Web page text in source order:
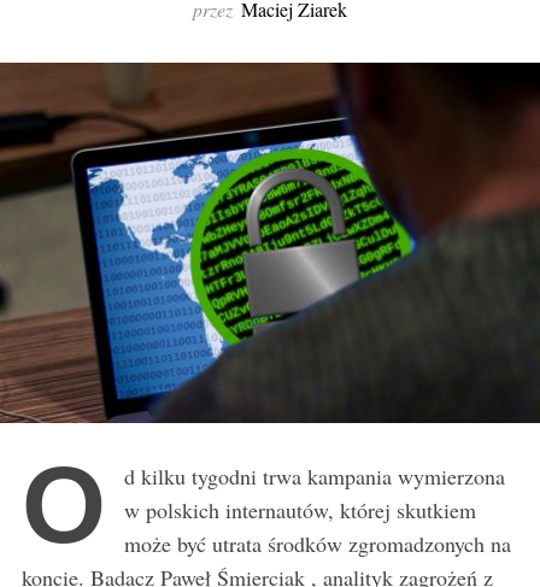
przez Maciej Ziarek
O
d kilku tygodni trwa kampania wymierzona
w polskich internautów, której skutkiem
może być utrata środków zgromadzonych na
koncie. Badacz Paweł Śmierciak , analityk zagrożeń z